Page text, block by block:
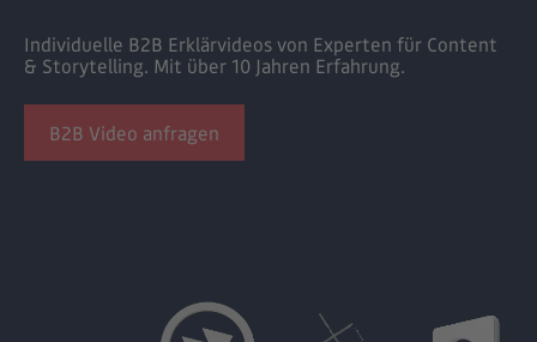
Individuelle B2B Erklärvideos von Experten für Content
& Storytelling. Mit über 10 Jahren Erfahrung.
B2B Video anfragen